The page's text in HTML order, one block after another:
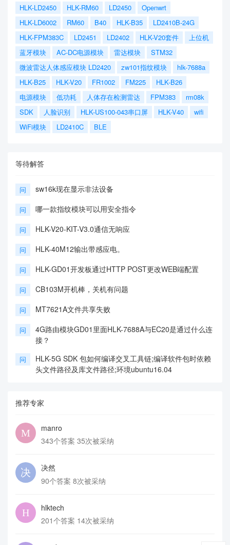
HLK-LD2450
HLK-RM60 LD2450
Openwrt
HLK-LD6002
RM60 B40 HLK-B35
LD2410B-24G
HLK-FPM383C
LD2451 LD2402 HLK-V20套件
上位机
蓝牙模块
AC-DC电源模块 雷达模块
STM32
微波雷达人体感应模块 LD2420
zw101指纹模块
hlk-7688a
HLK-B25
HLK-V20 FR1002 FM225
HLK-B26
电源模块
低功耗 人体存在检测雷达 FPM383
rm08k
SDK
人脸识别 HLK-US100-043串口屏 HLK-V40
wifi
WiFi模块
LD2410C BLE
等待解答
问 sw16k现在显示非法设备
问 哪一款指纹模块可以用安全指令
问 HLK-V20-KIT-V3.0通信无响应
问 HLK-40M12输出带感应电。
问 HLK-GD01开发板通过HTTP POST更改WEB端配置
问 CB103M开机棒，关机有问题
问 MT7621A文件共享失败
问
4G路由模块GD01里面HLK-7688A与EC20是通过什么连
接？
问
HLK-5G SDK 包如何编译交叉工具链;编译软件包时依赖
头文件路径及库文件路径;环境ubuntu16.04
推荐专家
manro
343个答案 35次被采纳
决然
90个答案 8次被采纳
hlktech
201个答案 14次被采纳